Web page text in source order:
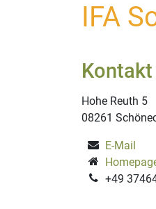
IFA
Kontakt
Hohe Reuth 5
08261
E-Mail
+49